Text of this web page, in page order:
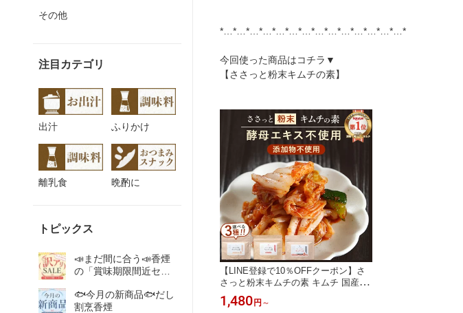
その他
注目カテゴリ
出汁 ふりかけ
離乳食 晩酌に
トピックス
📣まだ間に合う📣香煙
の「賞味期限間近セー
品ロス削減
🐟今月の新商品🐟だし
割烹香煙
*…*…*…*…*…*…*…*…*…*…*…*…*…*…*
今回使った商品はコチラ▼
【ささっと粉末キムチの素】
【LINE登録で10％OFFクーポン】さ
さっと粉末キムチの素 キムチ 国産 無
添加 キムチ粉末 キムチ粉 無添加キム
チ キムチパウダー 国産原料使用 kimu
1,480 円 ～